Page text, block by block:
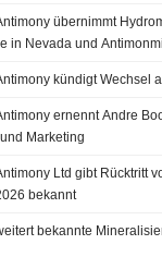
übernimmt
in Nevada und
kündigt Wechsel
ernennt Andre
Marketing
Ltd gibt Rücktritt
bekannt
bekannte